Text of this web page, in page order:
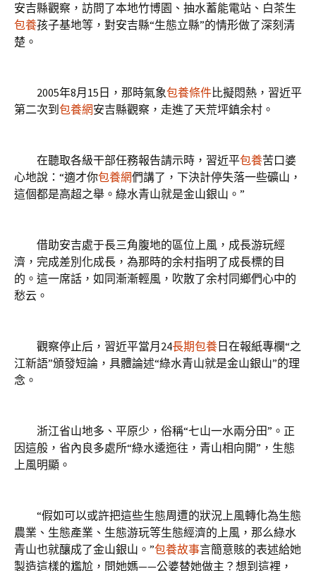
安吉縣觀察，訪問了本地竹博園、抽水蓄能電站、白茶生
包養孩子基地等，對安吉縣“生態立縣”的情形做了深刻清
楚。
2005年8月15日，那時氣象包養條件比擬悶熱，習近平
第二次到 包養網安吉縣觀察，走進了天荒坪鎮余村。
在聽取各級干部任務報告請示時，習近平包養苦口婆
心地說：“適才你包養網們講了，下決計停失落一些礦山，
這個都是高超之舉。綠水青山就是金山銀山。”
借助安吉處于長三角腹地的區位上風，成長游玩經
濟，完成差別化成長，為那時的余村指明了成長標的目
的。這一席話，如同漸漸輕風，吹散了余村同鄉們心中的
愁云。
觀察停止后，習近平當月24長期包養 日在報紙專欄“之
江新語”頒發短論，具體論述“綠水青山就是金山銀山”的理
念。
浙江省山地多、平原少，俗稱“七山一水兩分田”。正
因這般，省內良多處所“綠水逶迤往，青山相向開”，生態
上風明顯。
“假如可以或許把這些生態周遭的狀況上風轉化為生態
農業、生態產業、生態游玩等生態經濟的上風，那么綠水
青山也就釀成了金山銀山。”包養故事言簡意賅的表述給她
製造這樣的尷尬，問她媽——公婆替她做主？想到這裡，